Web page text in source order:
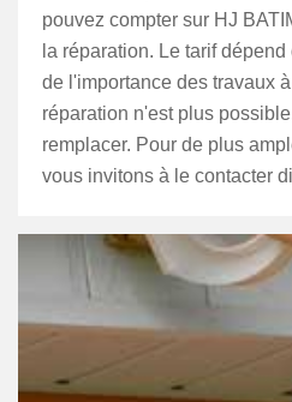
pouvez compter sur HJ
la réparation. Le tarif
de l'importance des travaux
réparation n'est plus
remplacer. Pour de plus
vous invitons à le contacter